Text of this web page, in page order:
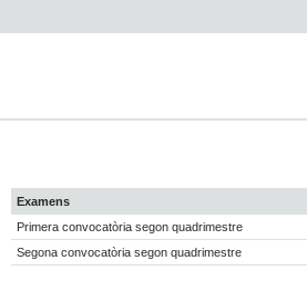
Examens
Primera convocatòria segon quadrimestre
Segona convocatòria segon quadrimestre